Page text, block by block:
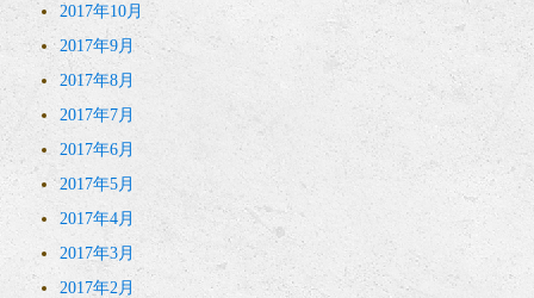
2017年10月
2017年9月
2017年8月
2017年7月
2017年6月
2017年5月
2017年4月
2017年3月
2017年2月